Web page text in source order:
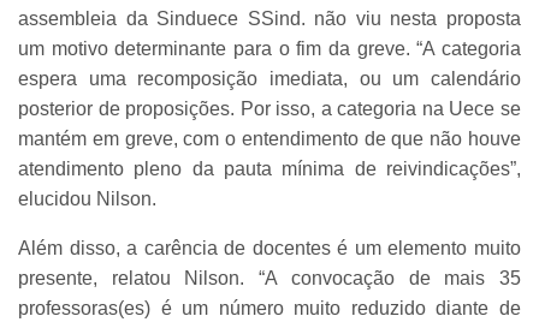
assembleia da Sinduece SSind. não viu nesta proposta
um motivo determinante para o fim da greve. “A categoria
espera uma recomposição imediata, ou um calendário
posterior de proposições. Por isso, a categoria na Uece se
mantém em greve, com o entendimento de que não houve
atendimento pleno da pauta mínima de reivindicações”,
elucidou Nilson.
Além disso, a carência de docentes é um elemento muito
presente, relatou Nilson. “A convocação de mais 35
professoras(es) é um número muito reduzido diante de